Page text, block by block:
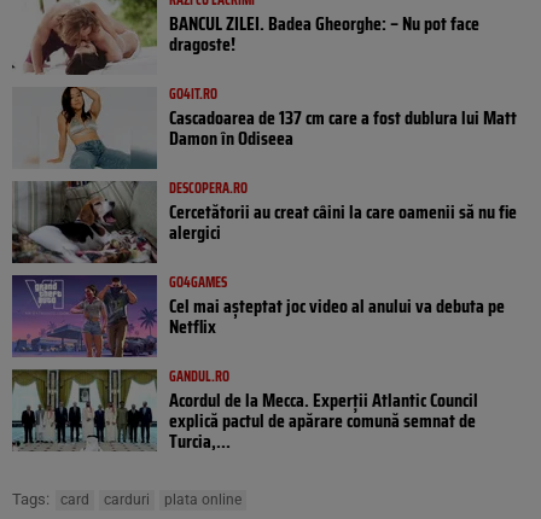
BANCUL ZILEI. Badea Gheorghe: – Nu pot face
dragoste!
GO4IT.RO
Cascadoarea de 137 cm care a fost dublura lui Matt
Damon în Odiseea
DESCOPERA.RO
Cercetătorii au creat câini la care oamenii să nu fie
alergici
GO4GAMES
Cel mai așteptat joc video al anului va debuta pe
Netflix
GANDUL.RO
Acordul de la Mecca. Experții Atlantic Council
explică pactul de apărare comună semnat de
Turcia,...
Tags: card carduri plata online